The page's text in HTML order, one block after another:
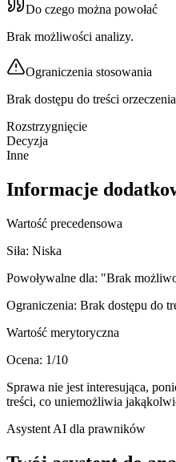
Do czego można powołać
Brak możliwości analizy.
Ograniczenia stosowania
Brak dostępu do treści
Rozstrzygnięcie
Decyzja
Inne
Informacje
Wartość precedensowa
Siła: Niska
Powoływalne dla: "Brak
Ograniczenia: Brak dostępu do
Wartość merytoryczna
Ocena: 1/10
Sprawa nie jest interesująca,
treści, co uniemożliwia
Asystent AI dla prawników